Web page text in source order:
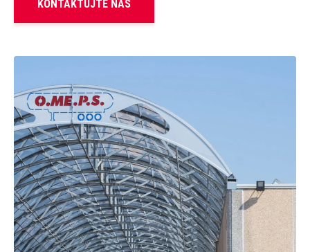
Síla partnerství
Magazín
KONTAKTUJTE NÁS